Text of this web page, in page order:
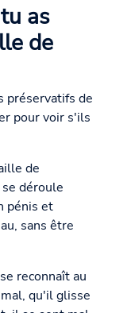
as
de
préservatifs de
pour voir s'ils
de
déroule
pénis et
sans être
reconnaît au
qu'il glisse